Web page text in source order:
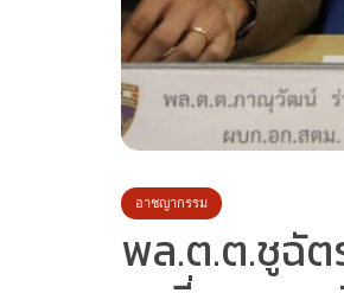
อาชญากรรม
พล.ต.ต.ชูฉั